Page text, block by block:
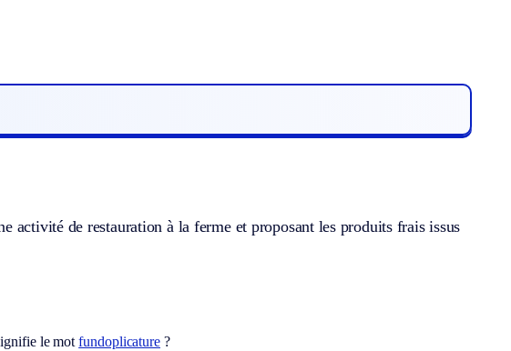
activité de restauration à la ferme et proposant les produits frais issus
le motfundoplicature ?